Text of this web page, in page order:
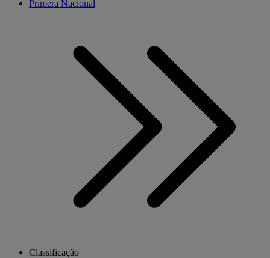
Primera Nacional
Classificação